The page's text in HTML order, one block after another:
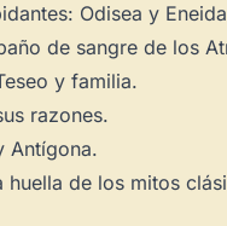
Odisea y Eneida
de sangre de los
y familia.
razones.
Antígona.
huella de los mitos